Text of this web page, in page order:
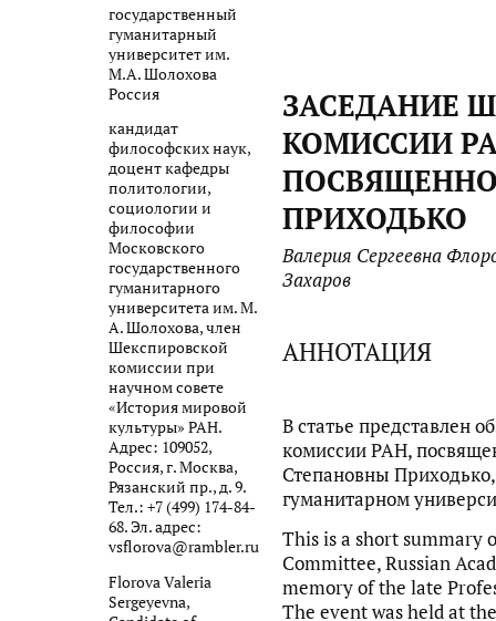
государственный
гуманитарный
университет им.
М.А. Шолохова
Россия
кандидат
философских наук,
доцент кафедры
политологии,
социологии и
философии
Московского
государственного
гуманитарного
университета им. М.
А. Шолохова, член
Шекспировской
комиссии при
научном совете
«История мировой
культуры» РАН.
Адрес: 109052,
Россия, г. Москва,
Рязанский пр., д. 9.
Тел.: +7 (499) 174-84-
68. Эл. адрес:
vsflorova@rambler.ru
Florova Valeria
Sergeyevna,
ЗАСЕДАНИЕ
КОМИССИИ
ПРИХОДЬКО
Валерия Сергеевна
Захаров
АННОТАЦИЯ
В статье представлен
комиссии РАН,
Степановны
гуманитарном
This is a short summary
Committee, Russian
memory of the late
The event was held at